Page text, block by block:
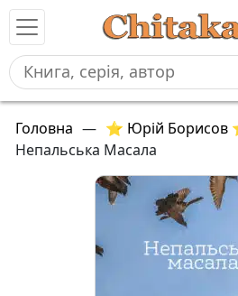
Головна — ⭐ Юрій Борисов
Непальська Масала